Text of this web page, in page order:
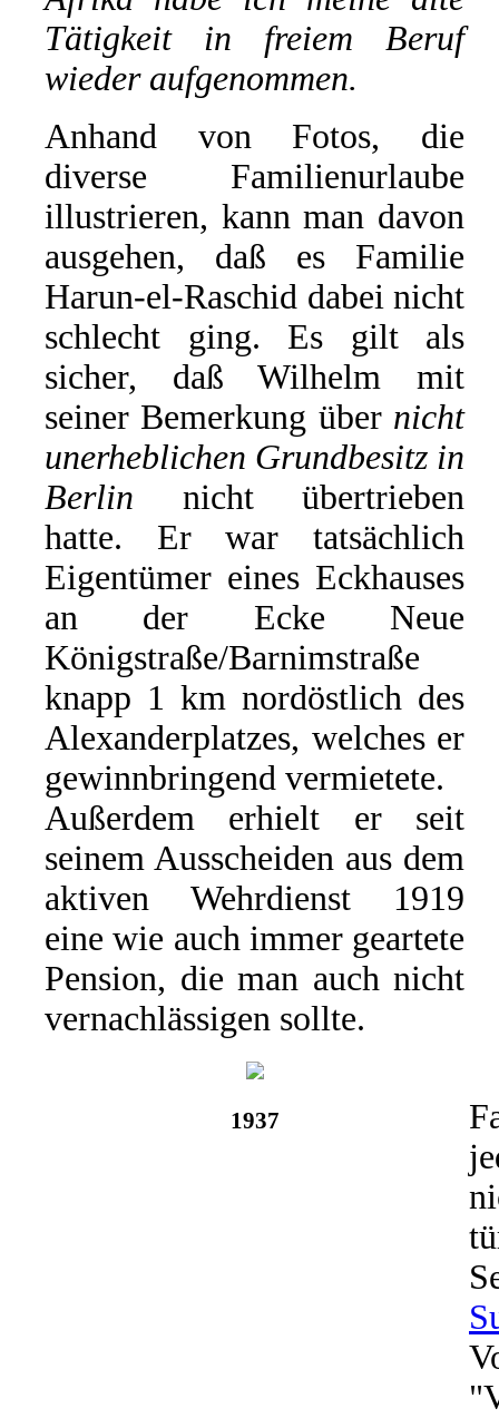
Tätigkeit in freiem Beruf
wieder aufgenommen.
Anhand von Fotos, die
diverse Familienurlaube
illustrieren, kann man davon
ausgehen, daß es Familie
Harun-el-Raschid dabei nicht
schlecht ging. Es gilt als
sicher, daß Wilhelm mit
seiner Bemerkung über nicht
unerheblichen Grundbesitz in
Berlin nicht übertrieben
hatte. Er war tatsächlich
Eigentümer eines Eckhauses
an der Ecke Neue
Königstraße/Barnimstraße
knapp 1 km nordöstlich des
Alexanderplatzes, welches er
gewinnbringend vermietete.
Außerdem erhielt er seit
seinem Ausscheiden aus dem
aktiven Wehrdienst 1919
eine wie auch immer geartete
Pension, die man auch nicht
vernachlässigen sollte.
1937